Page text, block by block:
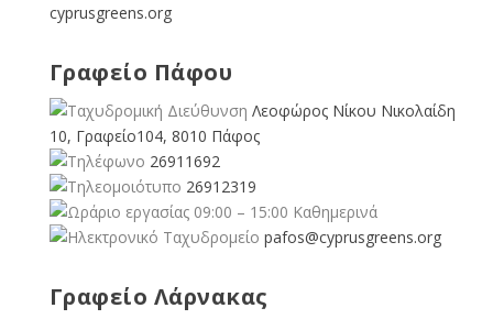
cyprusgreens.org
Γραφείο Πάφου
Λεοφώρος Νίκου Νικολαίδη
10, Γραφείο104, 8010 Πάφος
26911692
26912319
09:00 – 15:00 Καθημερινά
pafos@cyprusgreens.org
Γραφείο Λάρνακας